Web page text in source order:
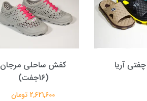
کفش ساحلی مرجان
(16جفت)
2,621,600 تومان